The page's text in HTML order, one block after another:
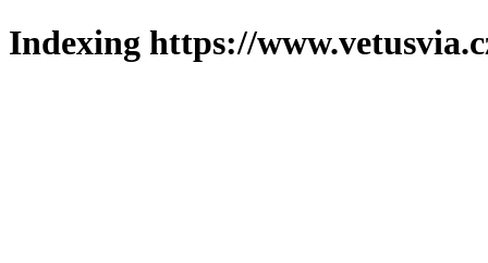
Indexing https://